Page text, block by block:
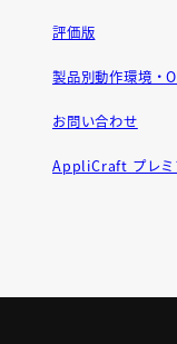
評価版
製品別動作環境・
お問い合わせ
AppliCraft プレミ